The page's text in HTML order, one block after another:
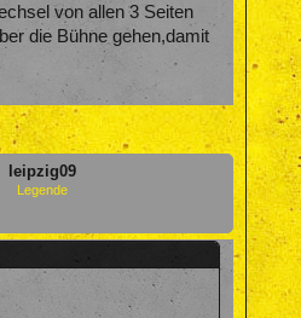
von allen 3 Seiten
die Bühne gehen,damit
leipzig09
Legende